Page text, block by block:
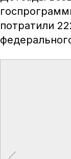
потратили